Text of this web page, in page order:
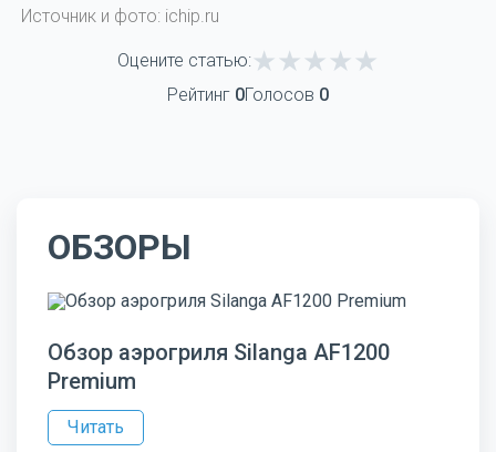
Источник и фото: ichip.ru
Оцените статью:
Рейтинг 0Голосов 0
ОБЗОРЫ
Обзор аэрогриля Silanga AF1200
Premium
Читать